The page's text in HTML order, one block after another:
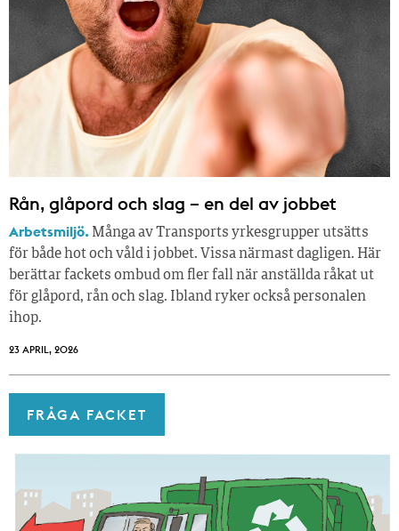
Rån, glåpord och slag – en del av jobbet
Arbetsmiljö. Många av Transports yrkesgrupper utsätts
för både hot och våld i jobbet. Vissa närmast dagligen. Här
berättar fackets ombud om fler fall när anställda råkat ut
för glåpord, rån och slag. Ibland ryker också personalen
ihop.
23 APRIL, 2026
FRÅGA FACKET